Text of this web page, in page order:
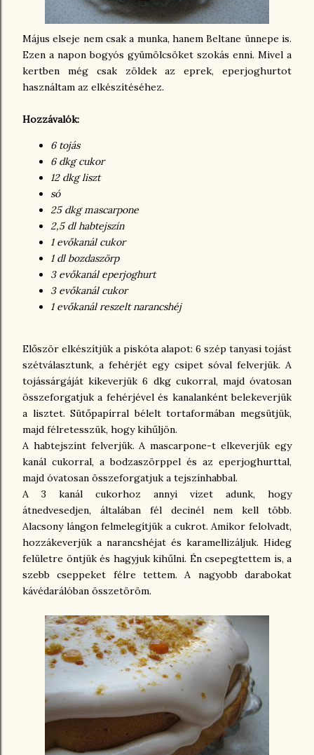
Május elseje nem csak a munka, hanem Beltane ünnepe is.
Ezen a napon bogyós gyümölcsöket szokás enni. Mivel a
kertben még csak zöldek az eprek, eperjoghurtot
használtam az elkészítéséhez.
Hozzávalók:
6 tojás
6 dkg cukor
12 dkg liszt
só
25 dkg mascarpone
2,5 dl habtejszín
1 evőkanál cukor
1 dl bozdaszörp
3 evőkanál eperjoghurt
3 evőkanál cukor
1 evőkanál reszelt narancshéj
Először elkészítjük a piskóta alapot: 6 szép tanyasi tojást
szétválasztunk, a fehérjét egy csipet sóval felverjük. A
tojássárgáját kikeverjük 6 dkg cukorral, majd óvatosan
összeforgatjuk a fehérjével és kanalanként belekeverjük
a lisztet. Sütőpapírral bélelt tortaformában megsütjük,
majd félretesszük, hogy kihűljön.
A habtejszínt felverjük. A mascarpone-t elkeverjük egy
kanál cukorral, a bodzaszörppel és az eperjoghurttal,
majd óvatosan összeforgatjuk a tejszínhabbal.
A 3 kanál cukorhoz annyi vizet adunk, hogy
átnedvesedjen, általában fél decinél nem kell több.
Alacsony lángon felmelegítjük a cukrot. Amikor felolvadt,
hozzákeverjük a narancshéjat és karamellizáljuk. Hideg
felületre öntjük és hagyjuk kihűlni. Én csepegtettem is, a
szebb cseppeket félre tettem. A nagyobb darabokat
kávédarálóban összetöröm.